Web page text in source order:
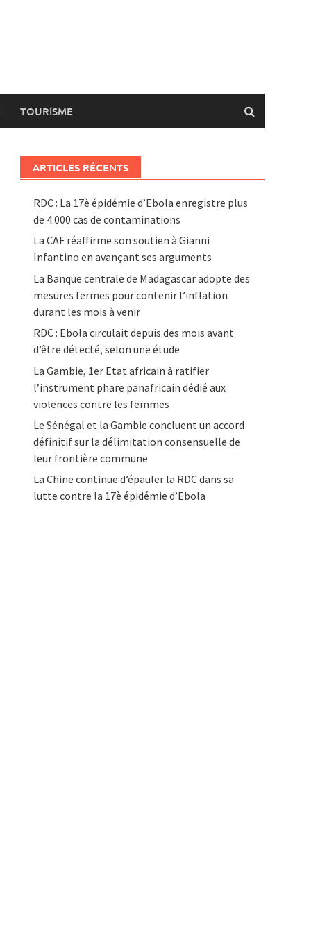
TOURISME
ARTICLES RÉCENTS
RDC : La 17è épidémie d’Ebola enregistre plus
de 4.000 cas de contaminations
La CAF réaffirme son soutien à Gianni
Infantino en avançant ses arguments
La Banque centrale de Madagascar adopte des
mesures fermes pour contenir l’inflation
durant les mois à venir
RDC : Ebola circulait depuis des mois avant
d’être détecté, selon une étude
La Gambie, 1er Etat africain à ratifier
l’instrument phare panafricain dédié aux
violences contre les femmes
Le Sénégal et la Gambie concluent un accord
définitif sur la délimitation consensuelle de
leur frontière commune
La Chine continue d’épauler la RDC dans sa
lutte contre la 17è épidémie d’Ebola